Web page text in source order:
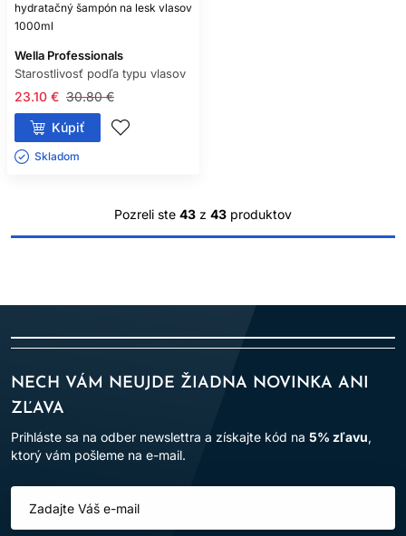
hydratačný šampón na lesk vlasov
1000ml
Wella Professionals
Starostlivosť podľa typu vlasov
30.80 €
23.10 €
Kúpiť
Skladom ㅤ
Pozreli ste 43 z 43 produktov
NECH VÁM NEUJDE ŽIADNA NOVINKA ANI
ZĽAVA
Prihláste sa na odber newslettra a získajte kód na 5% zľavu,
ktorý vám pošleme na e-mail.